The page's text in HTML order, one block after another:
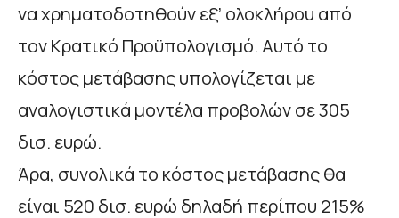
να χρηματοδοτηθούν εξ’ ολοκλήρου από
τον Κρατικό Προϋπολογισμό. Αυτό το
κόστος μετάβασης υπολογίζεται με
αναλογιστικά μοντέλα προβολών σε 305
δισ. ευρώ.
Άρα, συνολικά το κόστος μετάβασης θα
είναι 520 δισ. ευρώ δηλαδή περίπου 215%